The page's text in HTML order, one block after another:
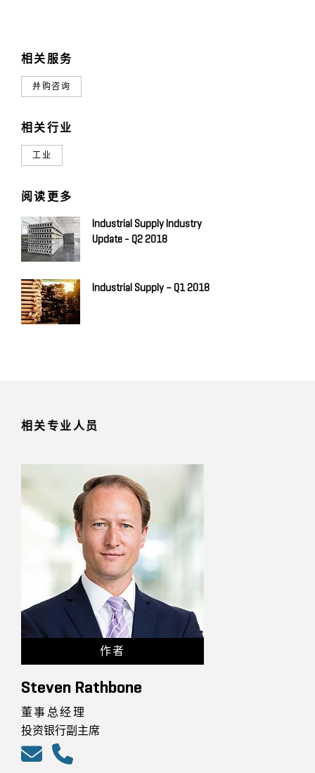
相关服务
并购咨询
相关行业
工业
阅读更多
Industrial Supply Industry
Update - Q2 2018
Industrial Supply – Q1 2018
相关专业人员
作者
Steven Rathbone
董事总经理
投资银行副主席